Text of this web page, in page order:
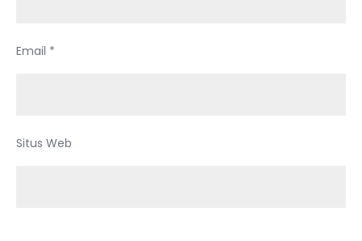
Email *
Situs Web